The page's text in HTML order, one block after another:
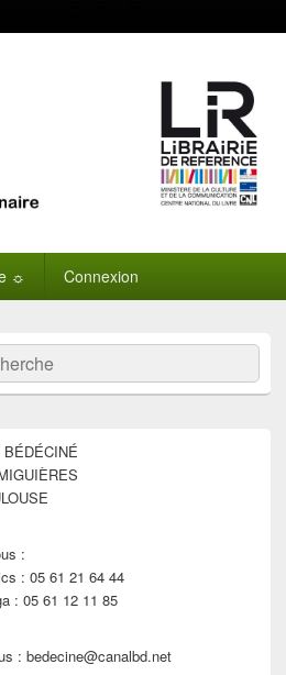
☼ Connexion
:
: 05 61 21 64 44
: 05 61 12 11 85
: bedecine@canalbd.net